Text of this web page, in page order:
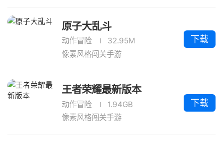
原子大乱斗
动作冒险
32.95M
像素风格闯关手游
下载
王者荣耀最新版本
动作冒险
1.94GB
像素风格闯关手游
下载